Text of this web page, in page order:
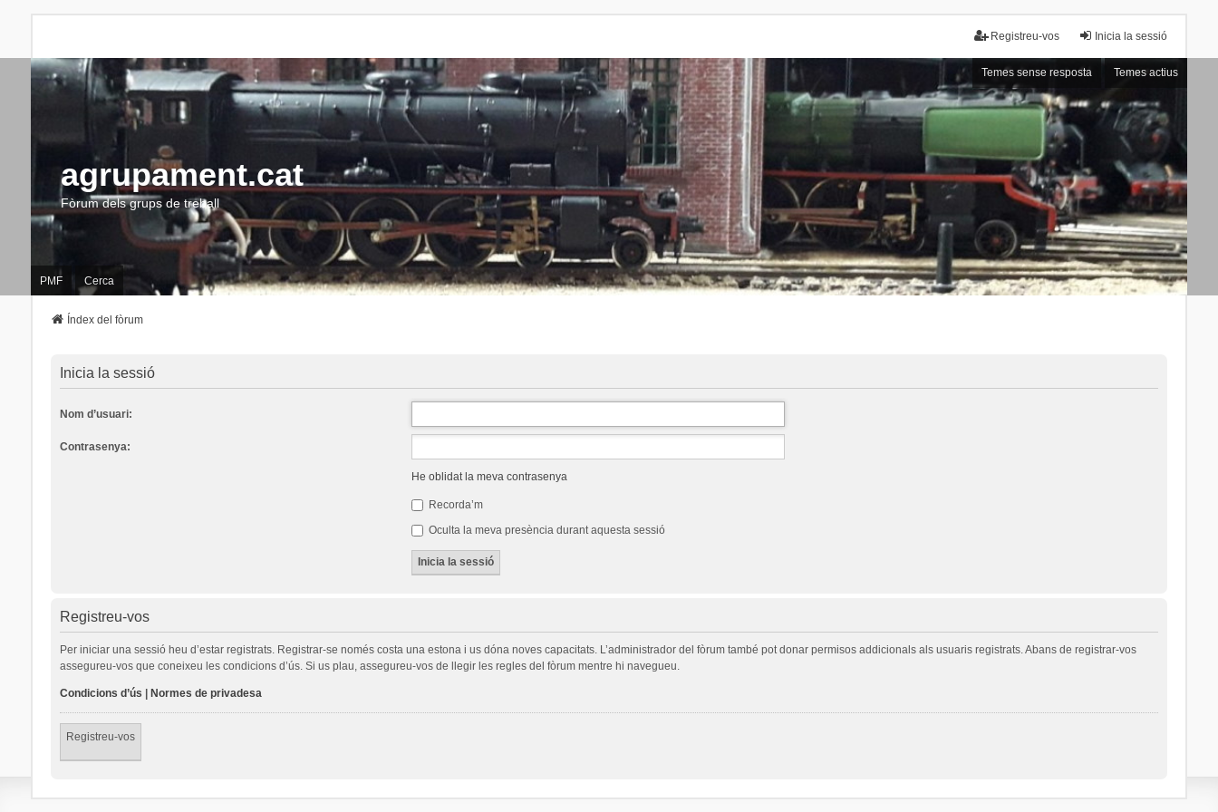
Inicia la sessió
Registreu-vos
Temes sense resposta Temes actius
agrupament.cat
Fòrum dels grups de treball
PMF Cerca
Índex del fòrum
Inicia la sessió
Nom d’usuari:
Contrasenya:
He oblidat la meva contrasenya
Recorda’m
Oculta la meva presència durant aquesta sessió
Registreu-vos
Per iniciar una sessió heu d’estar registrats. Registrar-se només costa una estona i us dóna noves capacitats. L’administrador del fòrum també pot donar permisos addicionals als usuaris registrats. Abans de registrar-vos
assegureu-vos que coneixeu les condicions d’ús. Si us plau, assegureu-vos de llegir les regles del fòrum mentre hi navegueu.
Condicions d’ús Normes de privadesa
Registreu-vos